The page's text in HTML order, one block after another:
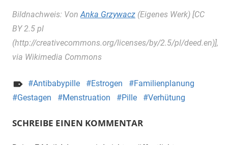
Bildnachweis: Von Anka Grzywacz (Eigenes Werk) [CC
BY 2.5 pl
(http://creativecommons.org/licenses/by/2.5/pl/deed.en)],
via Wikimedia Commons
Antibabypille Estrogen
Familienplanung
Gestagen
Menstruation Pille Verhütung
SCHREIBE EINEN KOMMENTAR